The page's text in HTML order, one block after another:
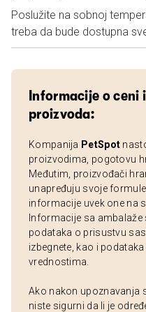
Poslužite na sobnoj
treba da bude dostupna
Informacije o
proizvoda:
Kompanija PetSpot
proizvodima, pogotovu
Međutim, proizvođači
unapređuju svoje
informacije uvek one na
Informacije sa
podataka o prisustvu
izbegnete, kao i
vrednostima.
Ako nakon upoznavanja
niste sigurni da li je